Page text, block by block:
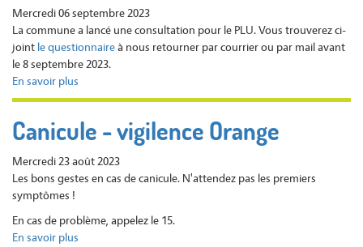
22
SEPTEMBRE
2023
Mercredi 06 septembre 2023
La commune a lancé une consultation pour le PLU. Vous trouverez ci-
joint le questionnaireà nous retourner par courrier ou par mail avant
le 8 septembre 2023.
En savoir plus
Questionnaire
ateliers
vendredi
15
à
Canicule - vigilence Orange
Mercredi 23 août 2023
Les bons gestes en cas de canicule. N'attendez pas les premiers
symptômes !
En cas de problème, appelez le 15.
En savoir plus